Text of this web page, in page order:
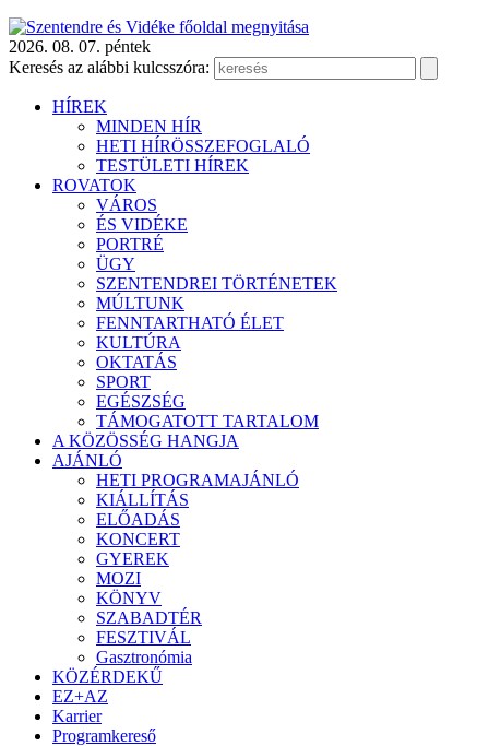
2026. 08. 07. péntek
Keresés az alábbi kulcsszóra:
HÍREK
MINDEN HÍR
HETI HÍRÖSSZEFOGLALÓ
TESTÜLETI HÍREK
ROVATOK
VÁROS
ÉS VIDÉKE
PORTRÉ
ÜGY
SZENTENDREI TÖRTÉNETEK
MÚLTUNK
FENNTARTHATÓ ÉLET
KULTÚRA
OKTATÁS
SPORT
EGÉSZSÉG
TÁMOGATOTT TARTALOM
A KÖZÖSSÉG HANGJA
AJÁNLÓ
HETI PROGRAMAJÁNLÓ
KIÁLLÍTÁS
ELŐADÁS
KONCERT
GYEREK
MOZI
KÖNYV
SZABADTÉR
FESZTIVÁL
Gasztronómia
KÖZÉRDEKŰ
EZ+AZ
Karrier
Programkereső